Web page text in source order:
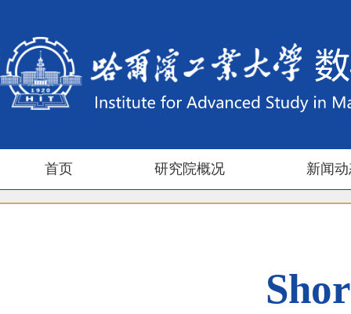
首页 研究院概况 新闻